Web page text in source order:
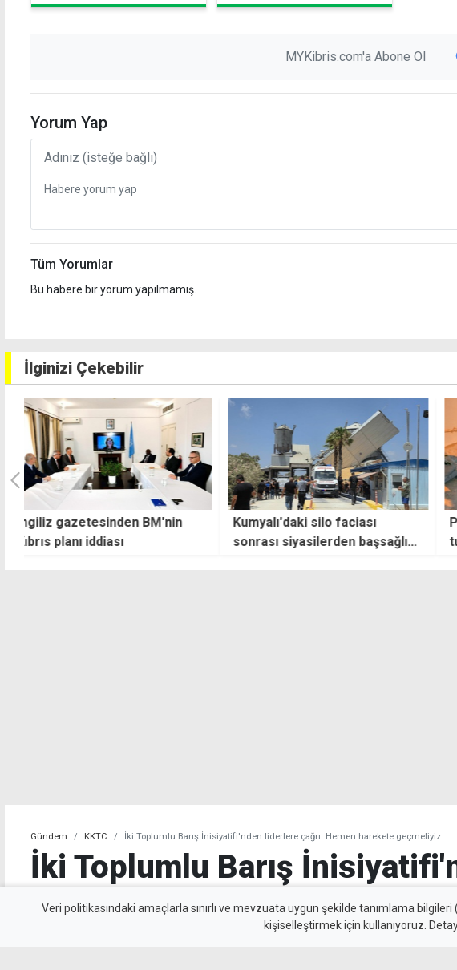
iki mermi çıktı
MYKibris.com'a Abone Ol
Yorum Yap
Tüm Yorumlar
Bu habere bir yorum yapılmamış.
İlginizi Çekebilir
Kumyalı'daki silo faciası
sonrası siyasilerden başsağlığı
Polisten gece boyu denetim: 47
tutuklama, 147 araç trafikten
Gündem KKTC İki Toplumlu Barış İnisiyatifi'nden liderlere çağrı: Hemen harekete geçmeliyiz
İki Toplumlu Barış
liderlere çağrı: Hemen
Veri politikasındaki amaçlarla sınırlı ve mevzuata uygun şekilde tanımlama
kişiselleştirmek için kullanıyoruz.